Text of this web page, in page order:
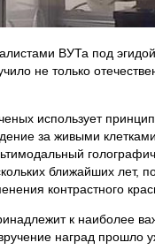
ВУТа под
не только
использует принцип
за живыми
ближайших лет,
контрастного
к наиболее
наград прошло